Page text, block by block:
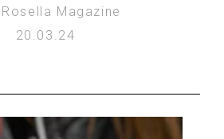
Magazine
20.03.24